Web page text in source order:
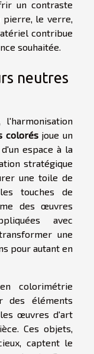
un contraste
pierre, le verre,
contribue
souhaitée.
neutres
colorésjoue un
espace à la
stratégique
une toile de
touches de
des œuvres
avec
une
pour autant en
colorimétrie
des éléments
œuvres d'art
Ces objets,
captent le